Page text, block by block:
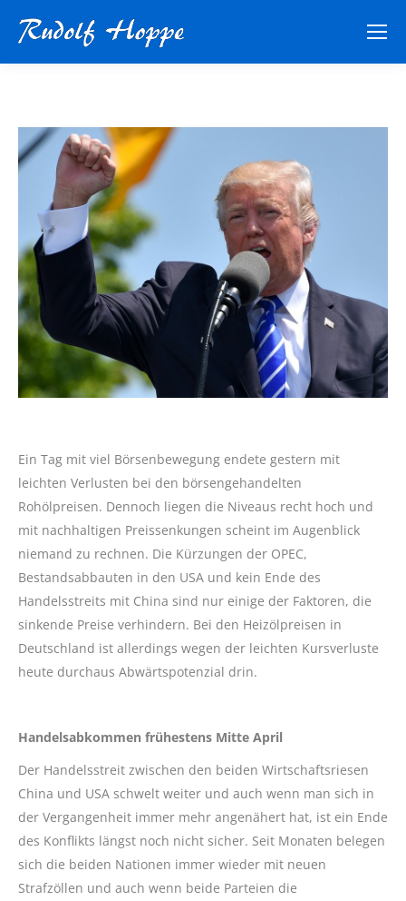
Ein Tag mit viel Börsenbewegung endete gestern mit
leichten Verlusten bei den börsengehandelten
Rohölpreisen. Dennoch liegen die Niveaus recht hoch und
mit nachhaltigen Preissenkungen scheint im Augenblick
niemand zu rechnen. Die Kürzungen der OPEC,
Bestandsabbauten in den USA und kein Ende des
Handelsstreits mit China sind nur einige der Faktoren, die
sinkende Preise verhindern. Bei den Heizölpreisen in
Deutschland ist allerdings wegen der leichten Kursverluste
heute durchaus Abwärtspotenzial drin.
Handelsabkommen frühestens Mitte April
Der Handelsstreit zwischen den beiden Wirtschaftsriesen
China und USA schwelt weiter und auch wenn man sich in
der Vergangenheit immer mehr angenähert hat, ist ein Ende
des Konflikts längst noch nicht sicher. Seit Monaten belegen
sich die beiden Nationen immer wieder mit neuen
Strafzöllen und auch wenn beide Parteien die